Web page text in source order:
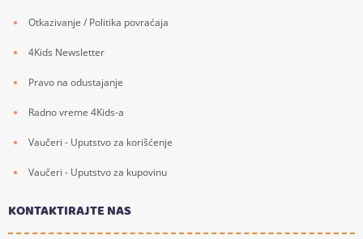
Otkazivanje / Politika povraćaja
4Kids Newsletter
Pravo na odustajanje
Radno vreme 4Kids-a
Vaučeri - Uputstvo za korišćenje
Vaučeri - Uputstvo za kupovinu
KONTAKTIRAJTE NAS